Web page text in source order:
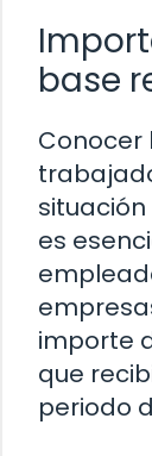
base
Conocer
es
importe
que
periodo